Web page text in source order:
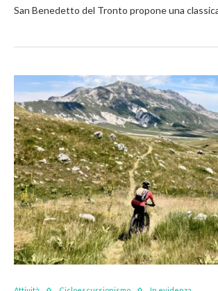
San Benedetto del Tronto propone una